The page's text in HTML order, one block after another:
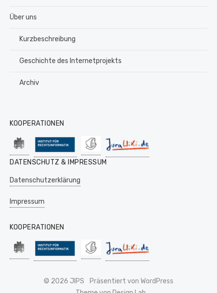
Über uns
Kurzbeschreibung
Geschichte des Internetprojekts
Archiv
KOOPERATIONEN
DATENSCHUTZ & IMPRESSUM
Datenschutzerklärung
Impressum
KOOPERATIONEN
© 2026 JIPS
Präsentiert von WordPress